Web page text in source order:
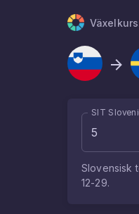
SIT
Slovensisk
12-29.